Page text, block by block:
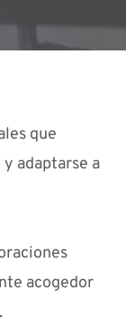
que
adaptarse a
acogedor